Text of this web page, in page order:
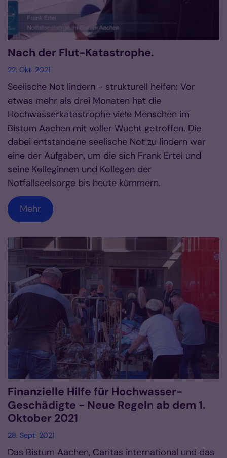
Nach der Flut-Katastrophe.
22. Okt. 2021
Seelische Not lindern - strukturell helfen: Vor
etwas mehr als drei Monaten hat die
Hochwasserkatastrophe viele Menschen im
Bistum Aachen mit voller Wucht getroffen. Die
dabei entstandene seelische Not zu lindern war
eine der Aufgaben, um die sich Frank Ertel und
seine Kolleginnen und Kollegen der
Notfallseelsorge bis heute kümmern.
Mehr
Finanzielle Hilfe für Hochwasser-
Geschädigte - Neue Regeln ab dem 1.
Oktober 2021
28. Sept. 2021
Das Bistum Aachen, Caritas international und das